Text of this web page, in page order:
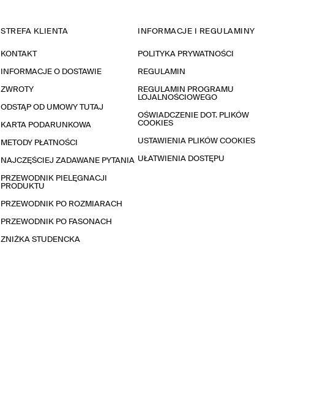
STREFA KLIENTA
KONTAKT
INFORMACJE O DOSTAWIE
ZWROTY
ODSTĄP OD UMOWY TUTAJ
KARTA PODARUNKOWA
METODY PŁATNOŚCI
NAJCZĘŚCIEJ ZADAWANE PYTANIA
PRZEWODNIK PIELĘGNACJI
PRODUKTU
PRZEWODNIK PO ROZMIARACH
PRZEWODNIK PO FASONACH
ZNIŻKA STUDENCKA
INFORMACJE I REGULAMINY
POLITYKA PRYWATNOŚCI
REGULAMIN
REGULAMIN PROGRAMU
LOJALNOŚCIOWEGO
OŚWIADCZENIE DOT. PLIKÓW
COOKIES
USTAWIENIA PLIKÓW COOKIES
UŁATWIENIA DOSTĘPU